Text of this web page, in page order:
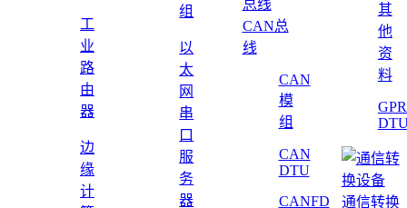
工
业
路
由
器
边
缘
计
组
以
太
网
串
口
服
务
器
CAN总
线
CAN
模
组
CAN
DTU
CANFD
其
他
资
料
通信转换